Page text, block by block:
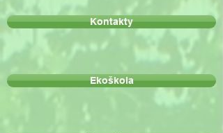
Kontakty
Ekoškola